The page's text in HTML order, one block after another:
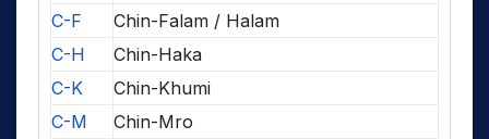
C-F
Chin-Falam / Halam
C-H
Chin-Haka
C-K
Chin-Khumi
C-M
Chin-Mro